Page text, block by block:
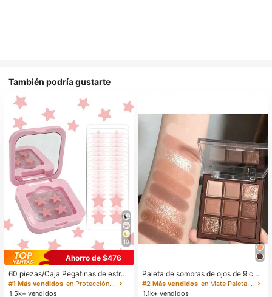
También podría gustarte
10
Ahorro de $476
60 piezas/Caja Pegatinas de estrell
a lindas - Pegatinas faciales, sin al
cohol, sin fragancia, suaves en la pi
#1 Más vendidos
en Protección de la piel
1.5k+ vendidos
Paleta de sombras de ojos de 9 col
ores de tonos tierra neutros de cho
colate con leche, maquillaje ligero,
#2 Más vendidos
en Mate Paletas de sombras de ojos
1.1k+ vendidos